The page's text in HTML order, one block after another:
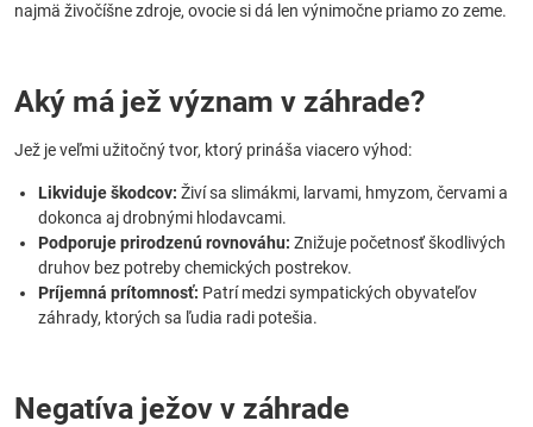
najmä živočíšne zdroje, ovocie si dá len výnimočne priamo zo zeme.
Aký má jež význam v záhrade?
Jež je veľmi užitočný tvor, ktorý prináša viacero výhod:
Likviduje škodcov: Živí sa slimákmi, larvami, hmyzom, červami a
dokonca aj drobnými hlodavcami.
Podporuje prirodzenú rovnováhu: Znižuje početnosť škodlivých
druhov bez potreby chemických postrekov.
Príjemná prítomnosť: Patrí medzi sympatických obyvateľov
záhrady, ktorých sa ľudia radi potešia.
Negatíva ježov v záhrade